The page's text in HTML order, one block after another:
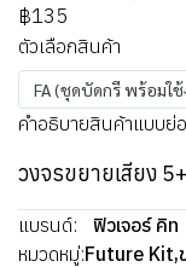
฿135
ตัวเลือกสินค้า
FA (ชุดบัดกรี พร้อมใช้
คำอธิบายสินค้าแบบย่อ
วงจรขยายเสียง
แบรนด์:
ฟิวเจอร์ คิท
หมวดหมู่:Future Kit,